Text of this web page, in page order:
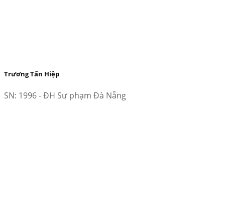
Trương Tấn Hiệp
SN: 1996 - ĐH Sư phạm Đà Nẵng